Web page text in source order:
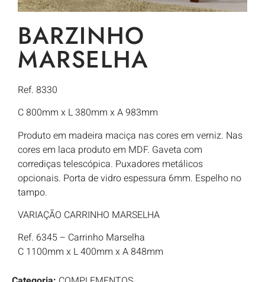
BARZINHO
MARSELHA
Ref. 8330
C 800mm x L 380mm x A 983mm
Produto em madeira maciça nas cores em verniz. Nas
cores em laca produto em MDF. Gaveta com
corrediças telescópica. Puxadores metálicos
opcionais. Porta de vidro espessura 6mm. Espelho no
tampo.
VARIAÇÃO CARRINHO MARSELHA
Ref. 6345 – Carrinho Marselha
C 1100mm x L 400mm x A 848mm